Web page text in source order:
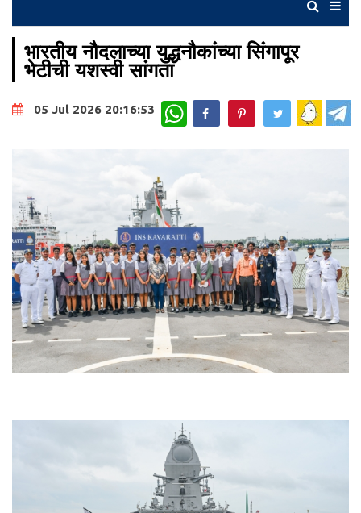
भारतीय नौदलाच्या युद्धनौकांच्या सिंगापूर
भेटीची यशस्वी सांगता
05 Jul 2026 20:16:53 WhatsApp